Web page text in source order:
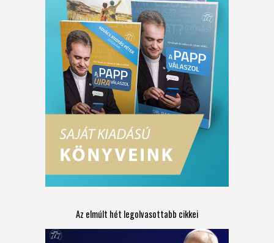
Az elmúlt hét legolvasottabb cikkei